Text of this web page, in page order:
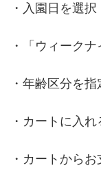
・入園日を選択
・「ウィーク
・年齢区分を指
・カートに入れ
・カートから